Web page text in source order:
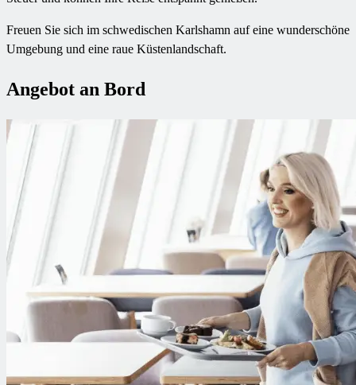
Freuen Sie sich im schwedischen Karlshamn auf eine wunderschöne
Umgebung und eine raue Küstenlandschaft.
Angebot an Bord